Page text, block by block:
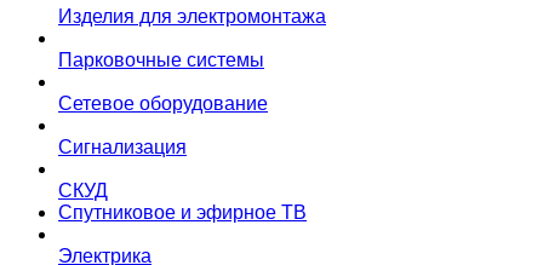
Изделия для электромонтажа
Парковочные системы
Сетевое оборудование
Сигнализация
СКУД
Спутниковое и эфирное ТВ
Электрика